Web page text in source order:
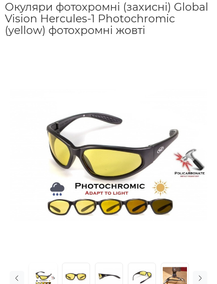
Окуляри фотохромні (захисні) Global
Vision Hercules-1 Photochromic
(yellow) фотохромні жовті